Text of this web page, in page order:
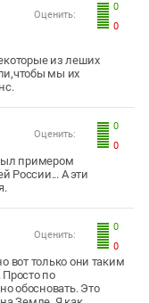
0
0
Оценить:
из леших
мы их
0
0
Оценить:
примером
России... А эти
0
0
Оценить:
вот только они таким
по
обосновать. Это